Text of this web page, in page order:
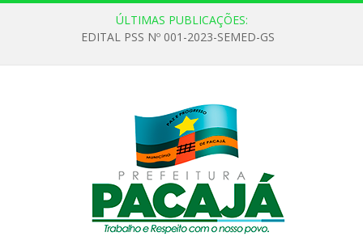
ÚLTIMAS PUBLICAÇÕES:
EDITAL PSS Nº 001-2023-SEMED-GS